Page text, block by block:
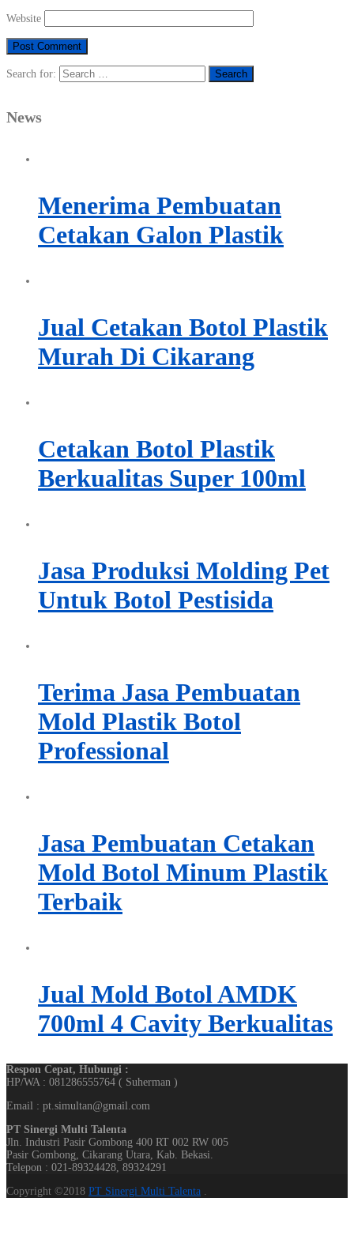
Website
Search for:
News
Menerima Pembuatan
Cetakan Galon Plastik
Jual Cetakan Botol Plastik
Murah Di Cikarang
Cetakan Botol Plastik
Berkualitas Super 100ml
Jasa Produksi Molding Pet
Untuk Botol Pestisida
Terima Jasa Pembuatan
Mold Plastik Botol
Professional
Jasa Pembuatan Cetakan
Mold Botol Minum Plastik
Terbaik
Jual Mold Botol AMDK
700ml 4 Cavity Berkualitas
Respon Cepat, Hubungi :
HP/WA : 081286555764 ( Suherman )
Email : pt.simultan@gmail.com
PT Sinergi Multi Talenta
Jln. Industri Pasir Gombong 400 RT 002 RW 005
Pasir Gombong, Cikarang Utara, Kab. Bekasi.
Telepon : 021-89324428, 89324291
Copyright ©2018 PT Sinergi Multi Talenta